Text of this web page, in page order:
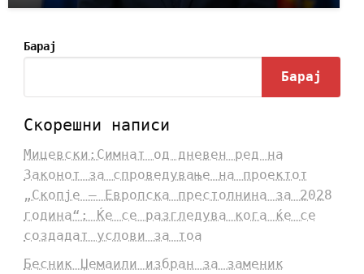
Барај
Барај
Скорешни написи
Мицевски:Симнат од дневен ред на
Законот за спроведување на проектот
„Скопје – Европска престолнина за 2028
година“: Ќе се разгледува кога ќе се
создадат услови за тоа
Бесник Џемаили избран за заменик